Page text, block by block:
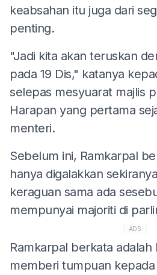
keabsahan itu juga dari
penting.
"Jadi kita akan teruskan
pada 19 Dis," katanya
selepas mesyuarat majlis
Harapan yang pertama
menteri.
Sebelum ini, Ramkarpal
hanya digalakkan
keraguan sama ada
mempunyai majoriti di
ADS
Ramkarpal berkata
memberi tumpuan